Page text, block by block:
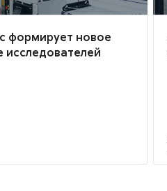
формирует новое
исследователей